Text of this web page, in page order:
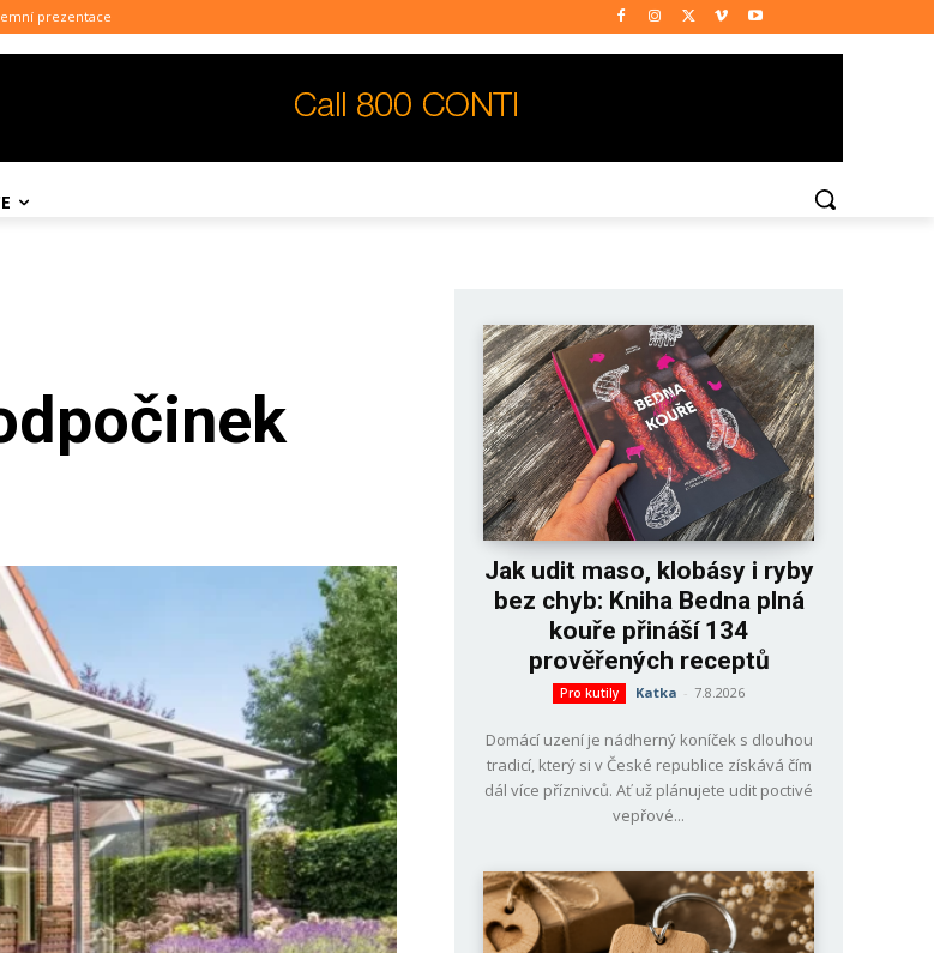
prezentace
Jak udit maso, klobásy i ryby
bez chyb: Kniha Bedna plná
kouře přináší 134
prověřených receptů
Pro kutily Katka - 7.8.2026
Domácí uzení je nádherný koníček s dlouhou
tradicí, který si v České republice získává čím
dál více příznivců. Ať už plánujete udit poctivé
vepřové...